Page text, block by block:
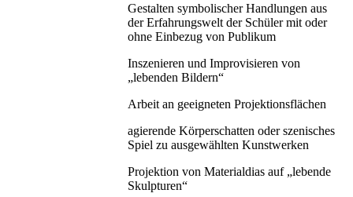
Gestalten symbolischer Handlungen aus
der Erfahrungswelt der Schüler mit oder
ohne Einbezug von Publikum
Inszenieren und Improvisieren von
„lebenden Bildern“
Arbeit an geeigneten Projektionsflächen
agierende Körperschatten oder szenisches
Spiel zu ausgewählten Kunstwerken
Projektion von Materialdias auf „lebende
Skulpturen“